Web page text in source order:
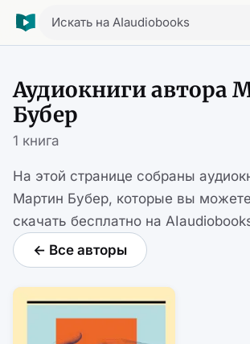
Искать на AIaudiobooks
Аудиокниги автора
Бубер
1 книга
На этой странице собраны
Мартин Бубер, которые вы
скачать бесплатно на
← Все авторы